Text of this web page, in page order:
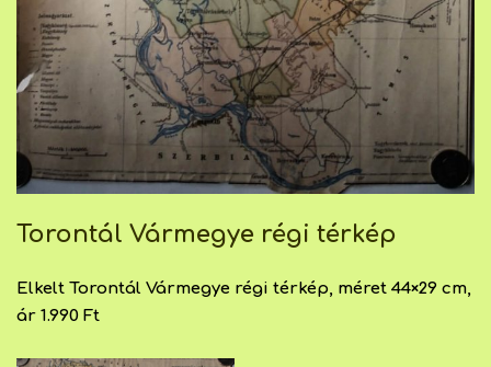
Torontál Vármegye régi térkép
Elkelt Torontál Vármegye régi térkép, méret 44×29 cm,
ár 1.990 Ft